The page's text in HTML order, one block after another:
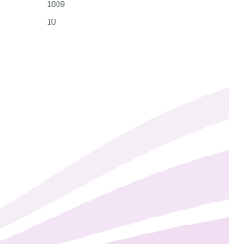
1809
10